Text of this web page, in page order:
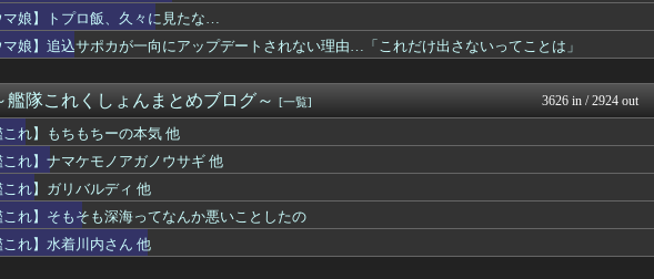
いうゲーム知ってるか？
教えて
カンダタ速報
は「烙印」多すぎじゃない？
遊戯王マスターデュ
師が描いた味付けの濃いウマ娘からしか得られない栄養素はある
うまぴょいチャンネ
Way of the Sword』国内ゲームメディア先...
PlaySphere | ...
ナスパージちゃんがモンスター化！？
、久々に見たな…
ウマ娘まとめ速報
ブバーストが初めて映像化された時の衝撃
ミニゴブ速報 ～グ
「FF7リバースの大量コンテンツでプレイヤーが疲れ、離れた可...
、ユーザースコア6.5 ど...
ットが全然出てこないけど、普通に石がハチャメチャに貰える...
FGOまとめ速報
上映ってなんなの
マ娘】トプロ飯、久々に見たな…
マ娘】追込サポカが一向にアップデートされない理由…「これだけ出さないってことは」
艦隊これくしょんまとめブログ～ [一覧] 3626 in / 2924 out
これ】もちもちーの本気 他
これ】ナマケモノアガノウサギ 他
これ】ガリバルディ 他
これ】そもそも深海ってなんか悪いことしたの
これ】水着川内さん 他